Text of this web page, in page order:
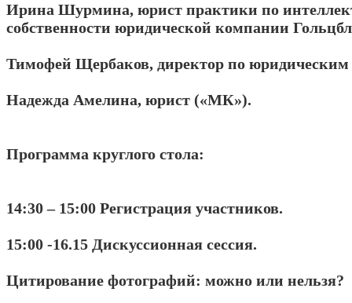
Ирина Шурмина, юрист практики по
собственности юридической компании
Тимофей Щербаков, директор по
Надежда Амелина, юрист («МК»).
Программа круглого стола:
14:30 – 15:00 Регистрация участников.
15:00 -16.15 Дискуссионная сессия.
Цитирование фотографий: можно или нельзя?